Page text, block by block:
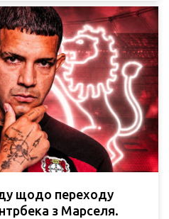
щодо переходу
з Марселя.